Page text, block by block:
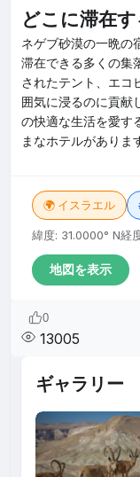
どこに滞在
ネゲブ砂漠の一晩の
滞在できる多くの集
されたテント、エコ
囲気に浸るのに貢献
の快適な生活を愛す
まなホテルがありま
🌍 イスラエル
緯度: 31.0000° N経
地図を表示
0
13005
ギャラリー